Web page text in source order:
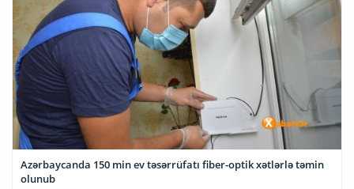
Azərbaycanda 150 min ev təsərrüfatı fiber-optik xətlərlə təmin
olunub